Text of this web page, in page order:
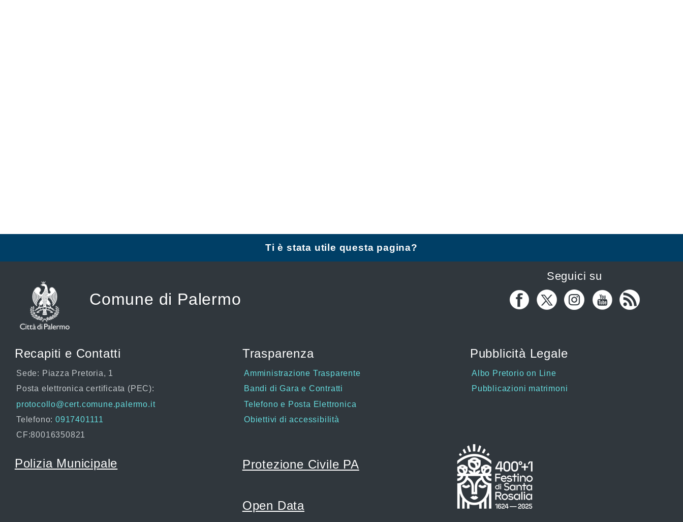
Ti è stata utile questa pagina?
Comune di Palermo
Recapiti e Contatti
Sede: Piazza Pretoria, 1
Posta elettronica certificata (PEC):
protocollo@cert.comune.palermo.it
Telefono: 0917401111
CF:80016350821
Polizia Municipale
Trasparenza
Amministrazione Trasparente
Bandi di Gara e Contratti
Telefono e Posta Elettronica
Obiettivi di accessibilità
Protezione Civile PA
Open Data
Pubblicità Legale
Albo Pretorio on Line
Pubblicazioni matrimoni
Seguici su